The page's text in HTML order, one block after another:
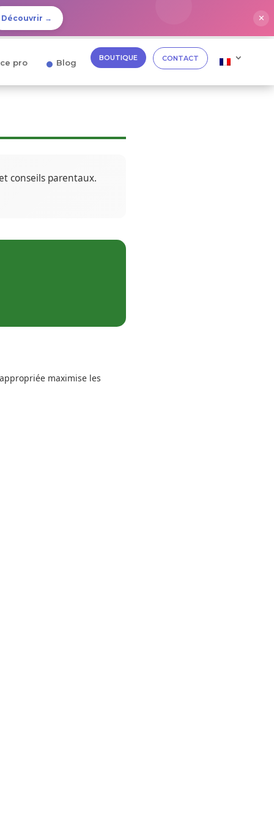
Découvrir → ✕
pro Blog BOUTIQUE CONTACT
conseils parentaux.
maximise les